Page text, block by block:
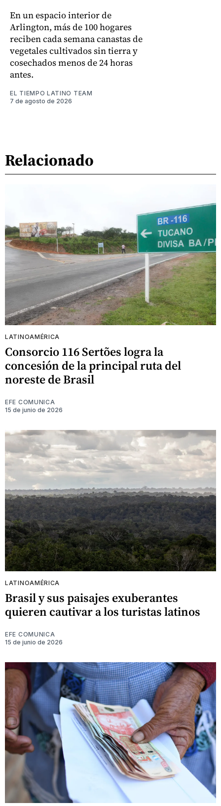
En un espacio interior de
Arlington, más de 100 hogares
reciben cada semana canastas de
vegetales cultivados sin tierra y
cosechados menos de 24 horas
antes.
EL TIEMPO LATINO TEAM
7 de agosto de 2026
Relacionado
LATINOAMÉRICA
Consorcio 116 Sertões logra la
concesión de la principal ruta del
noreste de Brasil
EFE COMUNICA
15 de junio de 2026
LATINOAMÉRICA
Brasil y sus paisajes exuberantes
quieren cautivar a los turistas latinos
EFE COMUNICA
15 de junio de 2026